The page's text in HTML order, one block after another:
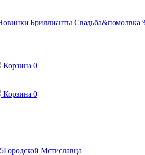
Бриллианты Свадьба&помолвка
Корзина 0
Корзина 0
Городской Мстиславца